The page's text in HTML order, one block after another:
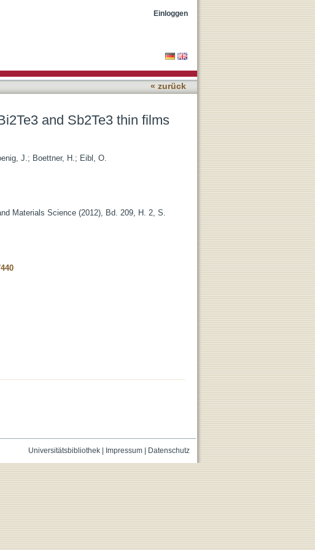
Einloggen
« zurück
and Sb2Te3 thin films
J.; Boettner, H.; Eibl, O.
Materials Science (2012), Bd. 209, H. 2, S.
Universitätsbibliothek| Impressum| Datenschutz